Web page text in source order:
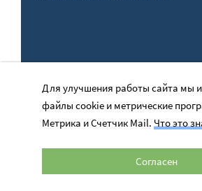
ПОДПИСАТЬСЯ
Отправляя форму, я даюсогласиена
Для улучшения работы сайта мы
файлы cookie и метрические
Метрика и Счетчик Mail. Что это
Согласен